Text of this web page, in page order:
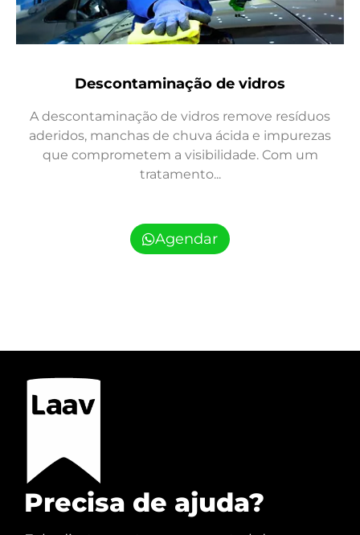
Descontaminação de vidros
A descontaminação de vidros remove resíduos
aderidos, manchas de chuva ácida e impurezas
que comprometem a visibilidade. Com um
tratamento...
Agendar
Precisa de ajuda?